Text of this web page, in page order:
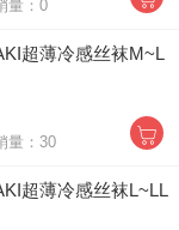
量：0
超薄冷感丝袜M~L
量：30
超薄冷感丝袜L~LL